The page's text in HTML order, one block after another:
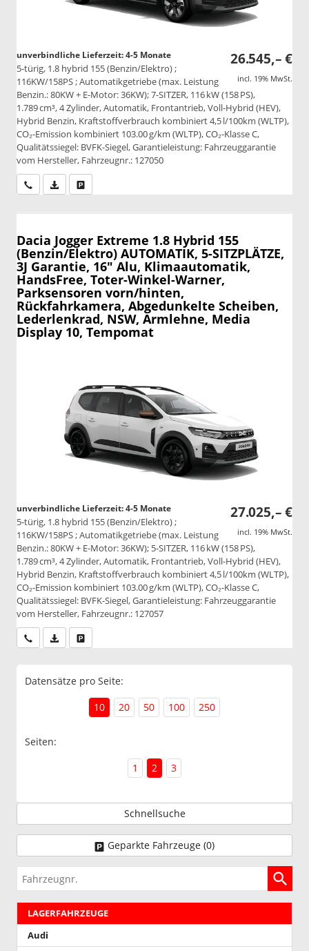
26.545,– €
incl. 19% MwSt.
unverbindliche Lieferzeit: 4-5 Monate
5-türig, 1.8 hybrid 155 (Benzin/Elektro) ;
116KW/158PS ; Automatikgetriebe (max. Leistung
Benzin.: 80KW + E-Motor: 36KW); 7-SITZER, 116 kW (158 PS),
1.789 cm³, 4 Zylinder, Automatik, Frontantrieb, Voll-Hybrid (HEV),
Hybrid Benzin, Kraftstoffverbrauch kombiniert 4,5 l/100km (WLTP),
CO₂-Emission kombiniert 103.00 g/km (WLTP), CO₂-Klasse C,
Qualitätssiegel: BVFK-Siegel, Garantieleistung: Fahrzeuggarantie
vom Hersteller, Fahrzeugnr.: 127050
Wir rufen Sie anPDF-Datei, Fahrzeugexposé drucken
Dacia Jogger Extreme 1.8 Hybrid 155
(Benzin/Elektro) AUTOMATIK, 5-SITZPLÄTZE,
3J Garantie, 16" Alu, Klimaautomatik,
HandsFree, Toter-Winkel-Warner,
Parksensoren vorn/hinten,
Rückfahrkamera, Abgedunkelte Scheiben,
Lederlenkrad, NSW, Armlehne, Media
Display 10, Tempomat
27.025,– €
incl. 19% MwSt.
unverbindliche Lieferzeit: 4-5 Monate
5-türig, 1.8 hybrid 155 (Benzin/Elektro) ;
116KW/158PS ; Automatikgetriebe (max. Leistung
Benzin.: 80KW + E-Motor: 36KW); 5-SITZER, 116 kW (158 PS),
1.789 cm³, 4 Zylinder, Automatik, Frontantrieb, Voll-Hybrid (HEV),
Hybrid Benzin, Kraftstoffverbrauch kombiniert 4,5 l/100km (WLTP),
CO₂-Emission kombiniert 103.00 g/km (WLTP), CO₂-Klasse C,
Qualitätssiegel: BVFK-Siegel, Garantieleistung: Fahrzeuggarantie
vom Hersteller, Fahrzeugnr.: 127057
Wir rufen Sie anPDF-Datei, Fahrzeugexposé drucken
Datensätze pro Seite:
10
20 50 100 250
Seiten:
1
2 3
Schnellsuche
Geparkte Fahrzeuge (0)
Fahrzeugnr.
LAGERFAHRZEUGE
Audi